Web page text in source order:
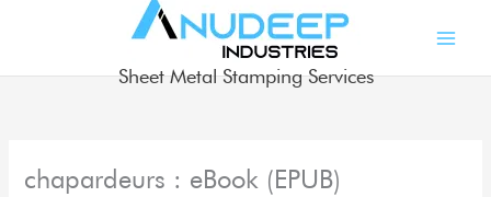
Sheet Metal Stamping Services
chapardeurs : eBook (EPUB)